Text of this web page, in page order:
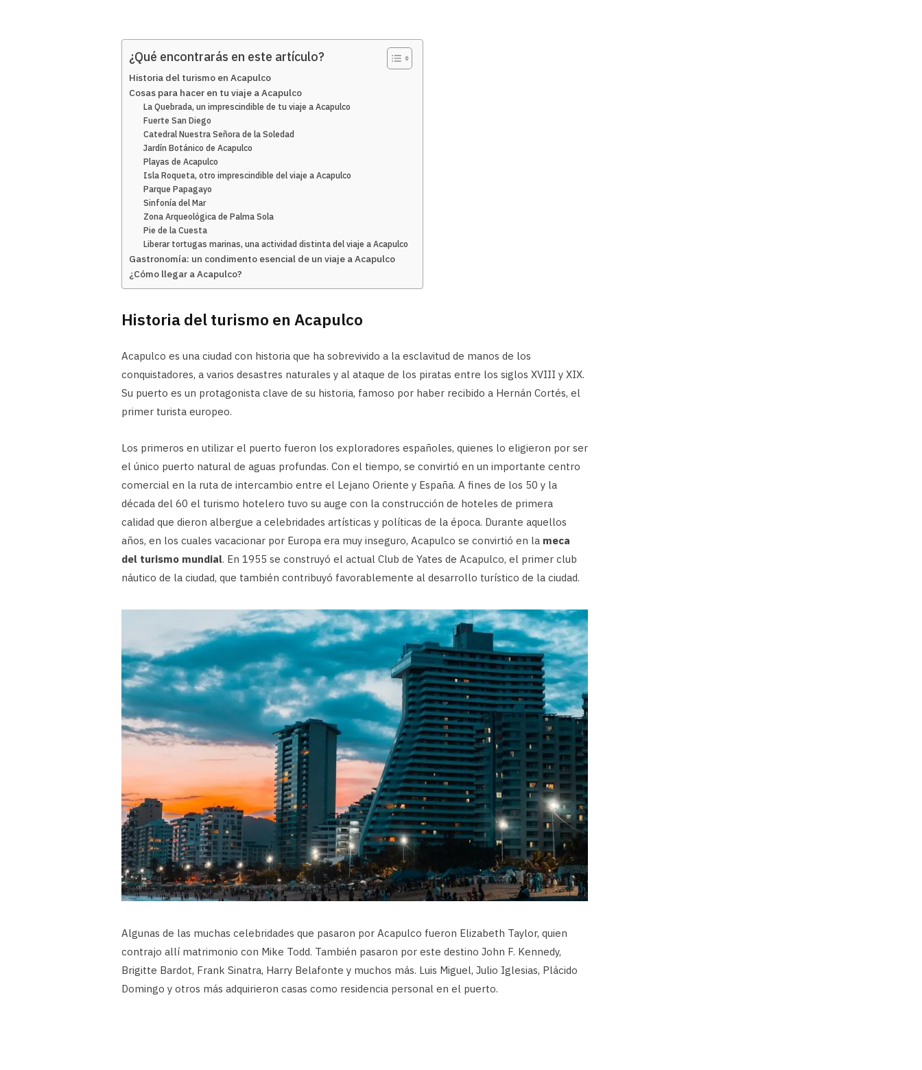
¿Qué encontrarás en este artículo?
Historia del turismo en Acapulco
Cosas para hacer en tu viaje a Acapulco
La Quebrada, un imprescindible de tu viaje a Acapulco
Fuerte San Diego
Catedral Nuestra Señora de la Soledad
Jardín Botánico de Acapulco
Playas de Acapulco
Isla Roqueta, otro imprescindible del viaje a Acapulco
Parque Papagayo
Sinfonía del Mar
Zona Arqueológica de Palma Sola
Pie de la Cuesta
Liberar tortugas marinas, una actividad distinta del viaje a Acapulco
Gastronomía: un condimento esencial de un viaje a Acapulco
¿Cómo llegar a Acapulco?
Historia del turismo en Acapulco
Acapulco es una ciudad con historia que ha sobrevivido a la esclavitud de manos de los
conquistadores, a varios desastres naturales y al ataque de los piratas entre los siglos XVIII y XIX.
Su puerto es un protagonista clave de su historia, famoso por haber recibido a Hernán Cortés, el
primer turista europeo.
Los primeros en utilizar el puerto fueron los exploradores españoles, quienes lo eligieron por ser
el único puerto natural de aguas profundas. Con el tiempo, se convirtió en un importante centro
comercial en la ruta de intercambio entre el Lejano Oriente y España. A fines de los 50 y la
década del 60 el turismo hotelero tuvo su auge con la construcción de hoteles de primera
calidad que dieron albergue a celebridades artísticas y políticas de la época. Durante aquellos
años, en los cuales vacacionar por Europa era muy inseguro, Acapulco se convirtió en la meca
del turismo mundial. En 1955 se construyó el actual Club de Yates de Acapulco, el primer club
náutico de la ciudad, que también contribuyó favorablemente al desarrollo turístico de la ciudad.
Algunas de las muchas celebridades que pasaron por Acapulco fueron Elizabeth Taylor, quien
contrajo allí matrimonio con Mike Todd. También pasaron por este destino John F. Kennedy,
Brigitte Bardot, Frank Sinatra, Harry Belafonte y muchos más. Luis Miguel, Julio Iglesias, Plácido
Domingo y otros más adquirieron casas como residencia personal en el puerto.